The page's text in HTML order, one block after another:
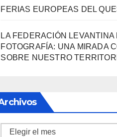
SOBRE NUESTRO
Archivos